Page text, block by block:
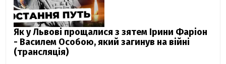
Як у Львові прощалися з зятем Ірини Фаріон
- Василем Особою, який загинув на війні
(трансляція)